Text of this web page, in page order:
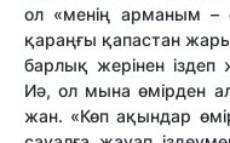
ол «менің арманым –
қараңғы қапастан
барлық жерінен іздеп
Иә, ол мына өмірден
жан. «Көп ақындар